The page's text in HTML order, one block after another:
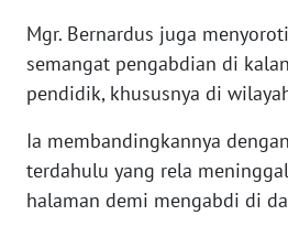
Mgr. Bernardus juga
semangat pengabdian di
pendidik, khususnya di
Ia membandingkannya
terdahulu yang rela
halaman demi mengabdi di
WN
BENGKULU
WN
LAMPUNG